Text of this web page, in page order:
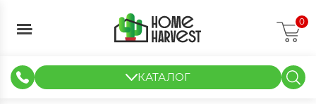
0
КАТАЛОГ